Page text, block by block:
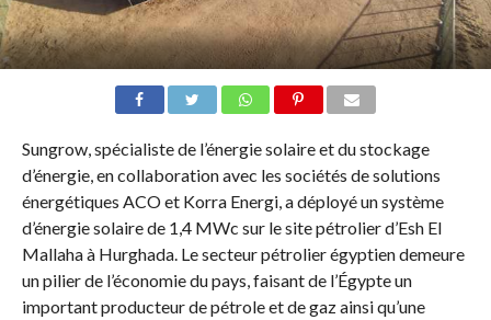
Sungrow, spécialiste de l’énergie solaire et du stockage
d’énergie, en collaboration avec les sociétés de solutions
énergétiques ACO et Korra Energi, a déployé un système
d’énergie solaire de 1,4 MWc sur le site pétrolier d’Esh El
Mallaha à Hurghada. Le secteur pétrolier égyptien demeure
un pilier de l’économie du pays, faisant de l’Égypte un
important producteur de pétrole et de gaz ainsi qu’une